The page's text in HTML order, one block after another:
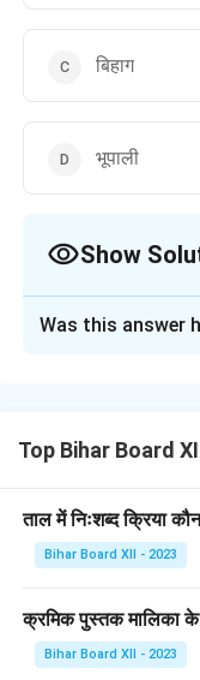
बिहाग
भूपाली
Show
गंभीर ध्वनि प्रदान
शांति और गंभीरता
स्वरूप को एक विशेष
इसे सुनते समय एक
तीव्र मध्यम के प्रयोग
Was this answer
Top Bihar Board
ताल में निःशब्द क्रिया
Bihar Board XII - 2023
क्रमिक पुस्तक मालिका
Bihar Board XII - 2023